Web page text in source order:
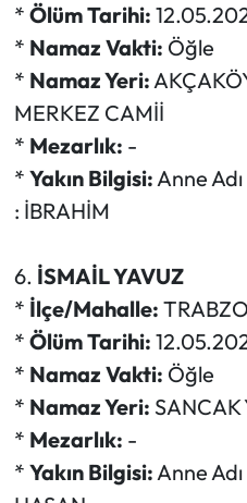
* Ölüm Tarihi:
* Namaz Vakti: Öğle
* Namaz Yeri:
MERKEZ CAMİİ
* Mezarlık: -
* Yakın Bilgisi:Anne
: İBRAHİM
6. İSMAİL YAVUZ
* İlçe/Mahalle:
* Ölüm Tarihi:
* Namaz Vakti: Öğle
* Namaz Yeri: SANCAK
* Mezarlık: -
* Yakın Bilgisi:Anne